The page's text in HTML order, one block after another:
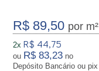
R$ 89,50 por m²
2x R$ 44,75
ou R$ 83,23 no
Depósito Bancário ou pix